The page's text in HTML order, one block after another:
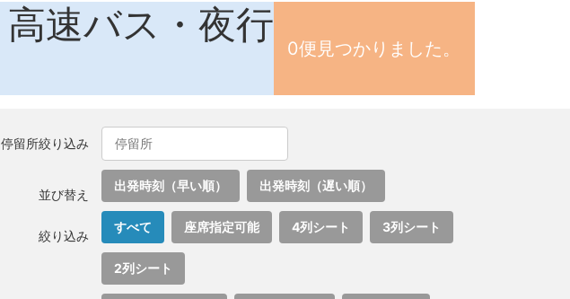
速バス・夜行
0便見つかりました。
停留所絞り込み
並び替え
出発時刻（早い順） 出発時刻（遅い順）
絞り込み
すべて 座席指定可能 4列シート 3列シート
2列シート